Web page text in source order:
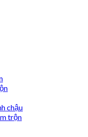
chậu
trộn